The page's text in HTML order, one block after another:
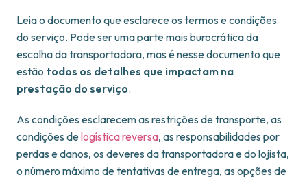
Leia o documento que esclarece os termos e condições
do serviço. Pode ser uma parte mais burocrática da
escolha da transportadora, mas é nesse documento que
estão todos os detalhes que impactam na
prestação do serviço.
As condições esclarecem as restrições de transporte, as
condições delogística reversa, as responsabilidades por
perdas e danos, os deveres da transportadora e do lojista,
o número máximo de tentativas de entrega, as opções de